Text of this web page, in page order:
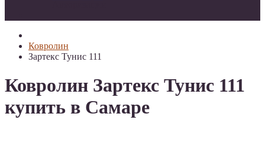
Ковролин
Зартекс Тунис 111
Ковролин Зартекс Тунис 111
купить в Самаре